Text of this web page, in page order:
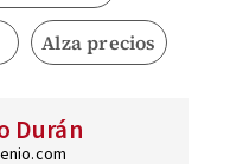
Alza precios
Durán